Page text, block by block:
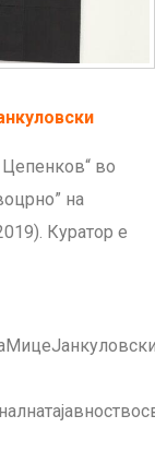
во
на
Куратор е